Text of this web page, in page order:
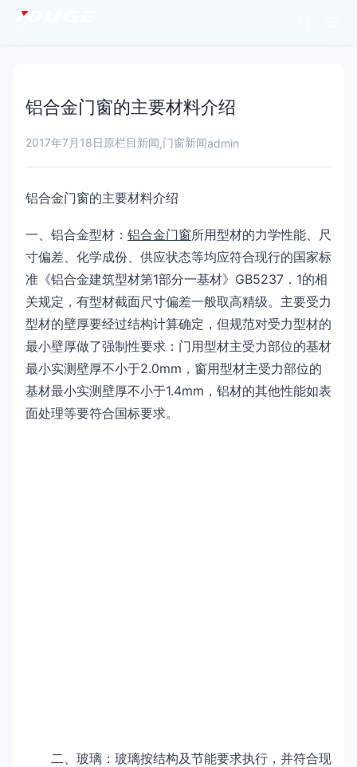
铝合金门窗的主要材料介绍
2017年7月18日 原栏目新闻,门窗新闻admin
铝合金门窗的主要材料介绍
一、铝合金型材： 铝合金门窗所用型材的力学性能、尺
寸偏差、化学成份、供应状态等均应符合现行的国家标
准《铝合金建筑型材第1部分一基材》GB5237．1的相
关规定，有型材截面尺寸偏差一般取高精级。主要受力
型材的壁厚要经过结构计算确定，但规范对受力型材的
最小壁厚做了强制性要求：门用型材主受力部位的基材
最小实测壁厚不小于2.0mm，窗用型材主受力部位的
基材最小实测壁厚不小于1.4mm，铝材的其他性能如表
面处理等要符合国标要求。
二、玻璃：玻璃按结构及节能要求执行，并符合现